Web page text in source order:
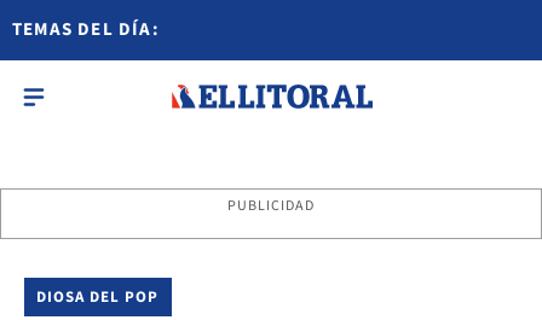
TEMAS DEL DÍA:
PUBLICIDAD
DIOSA DEL POP